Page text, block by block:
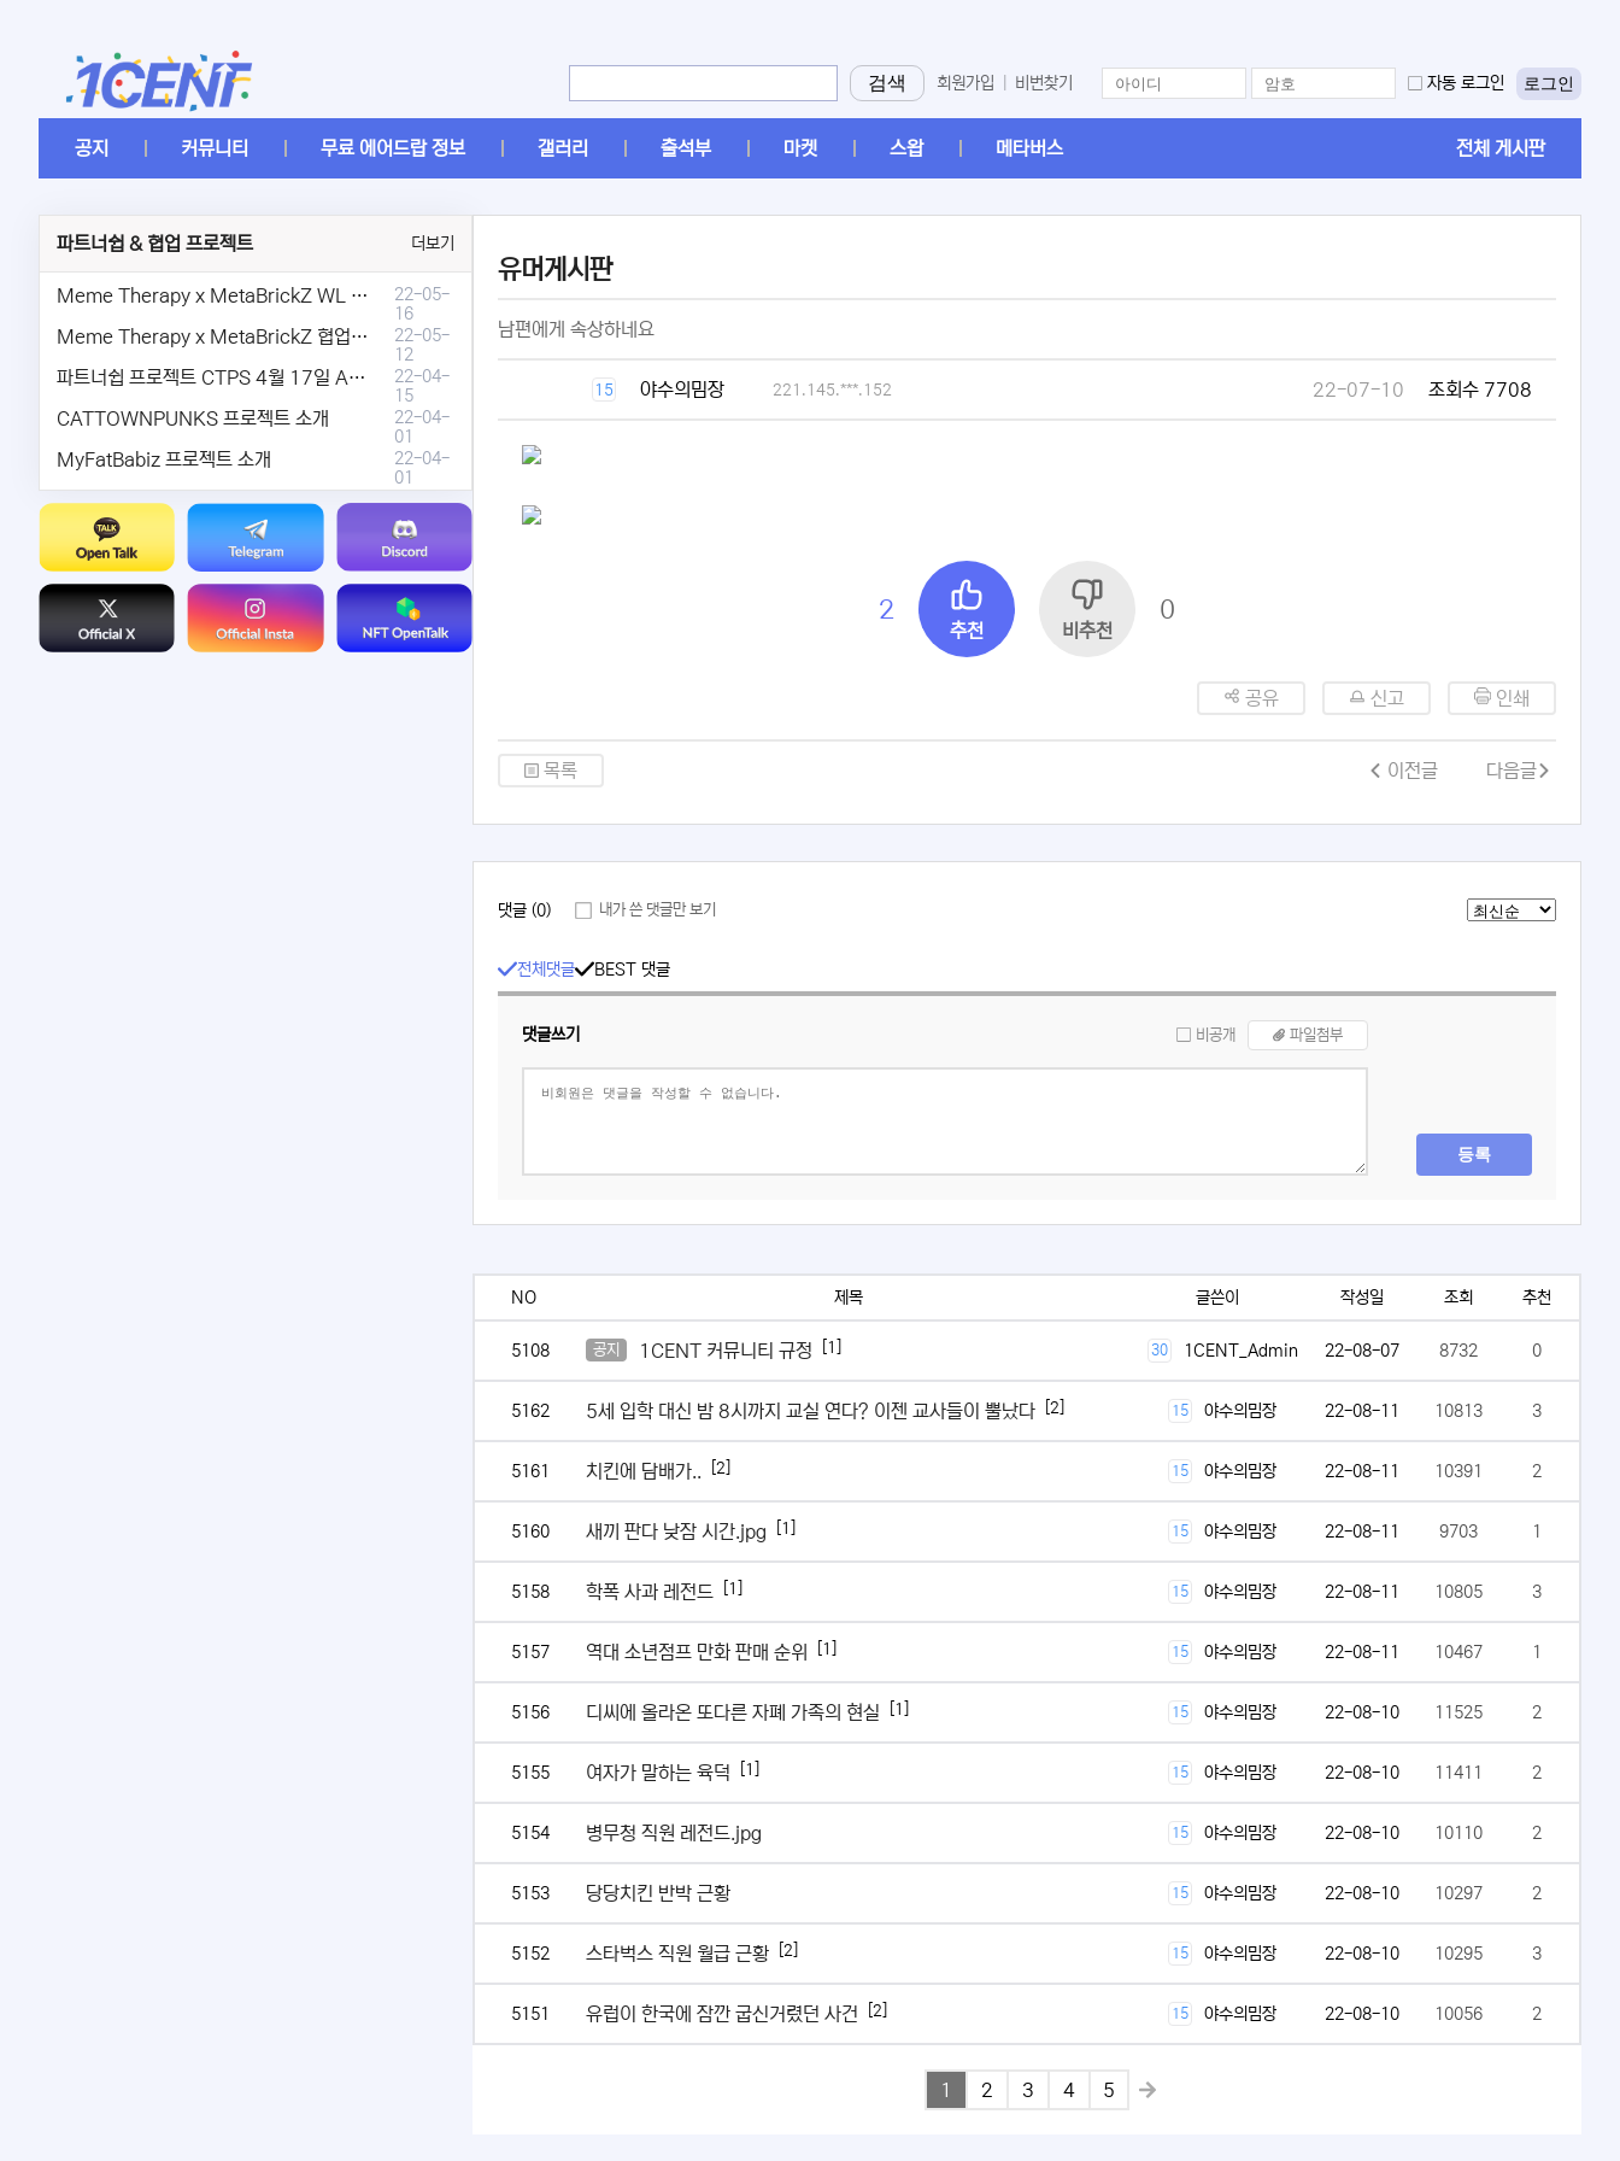
검색 회원가입 비번찾기 자동 로그인 로그인
공지 커뮤니티 무료 에어드랍 정보 갤러리 출석부 마켓 스왑 메타버스 전체 게시판
파트너쉽 & 협업 프로젝트 더보기
Meme Therapy x MetaBrickZ WL & AriDrop 이벤트 결과안내!
22-05-
16
Meme Therapy x MetaBrickZ 협업 & WL , AriDrop 이벤트 안내 [1]
22-05-
12
파트너쉽 프로젝트 CTPS 4월 17일 AMA안내.
22-04-
15
CATTOWNPUNKS 프로젝트 소개
22-04-
01
MyFatBabiz 프로젝트 소개
22-04-
01
유머게시판
남편에게 속상하네요
15 야수의밈장 221.145.***.152 22-07-10 조회수 7708
2
추천 비추천
0
공유 신고 인쇄
목록 이전글 다음글
댓글 (0) 내가 쓴 댓글만 보기
전체댓글 BEST 댓글
댓글쓰기 비공개 파일첨부
등록
NO 제목 글쓴이 작성일 조회 추천
5108 공지 1CENT 커뮤니티 규정 [1] 30 1CENT_Admin 22-08-07 8732 0
5162 5세 입학 대신 밤 8시까지 교실 연다? 이젠 교사들이 뿔났다 [2] 15 야수의밈장 22-08-11 10813 3
5161 치킨에 담배가.. [2] 15 야수의밈장 22-08-11 10391 2
5160 새끼 판다 낮잠 시간.jpg [1] 15 야수의밈장 22-08-11 9703 1
5158 학폭 사과 레전드 [1] 15 야수의밈장 22-08-11 10805 3
5157 역대 소년점프 만화 판매 순위 [1] 15 야수의밈장 22-08-11 10467 1
5156 디씨에 올라온 또다른 자폐 가족의 현실 [1] 15 야수의밈장 22-08-10 11525 2
5155 여자가 말하는 육덕 [1] 15 야수의밈장 22-08-10 11411 2
5154 병무청 직원 레전드.jpg 15 야수의밈장 22-08-10 10110 2
5153 당당치킨 반박 근황 15 야수의밈장 22-08-10 10297 2
5152 스타벅스 직원 월급 근황 [2] 15 야수의밈장 22-08-10 10295 3
5151 유럽이 한국에 잠깐 굽신거렸던 사건 [2] 15 야수의밈장 22-08-10 10056 2
1 2 3 4 5